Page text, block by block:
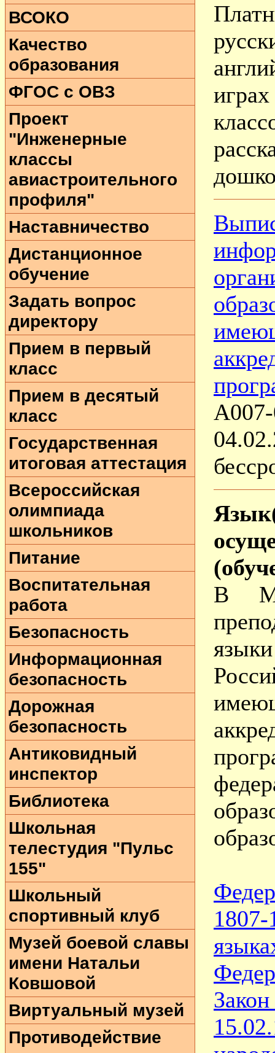
ВСОКО
Качество
образования
ФГОС с ОВЗ
Проект
"Инженерные
классы
авиастроительного
профиля"
Наставничество
Дистанционное
обучение
Задать вопрос
директору
Прием в первый
класс
Прием в десятый
класс
Государственная
итоговая аттестация
Всероссийская
олимпиада
школьников
Питание
Воспитательная
работа
Безопасность
Информационная
безопасность
Дорожная
безопасность
Антиковидный
инспектор
Библиотека
Школьная
телестудия "Пульс
155"
Школьный
спортивный клуб
Музей боевой славы
имени Натальи
Ковшовой
Виртуальный музей
Противодействие
А007-
В